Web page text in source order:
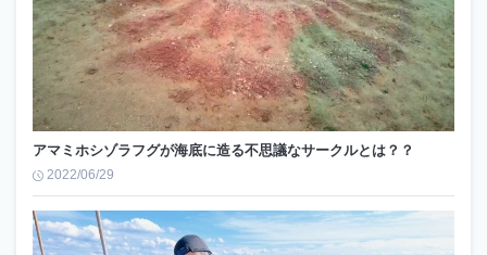
アマミホシゾラフグが海底に造る不思議なサークルとは？？
2022/06/29